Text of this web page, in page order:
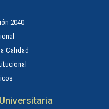
2040
Calidad